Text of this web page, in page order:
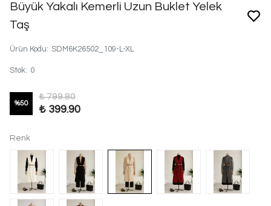
Büyük Yakalı Kemerli Uzun Buklet Yelek
Taş
Ürün Kodu: SDM6K26502_109-L-XL
Stok: 0
%50
₺ 799.80
₺ 399.90
Renk